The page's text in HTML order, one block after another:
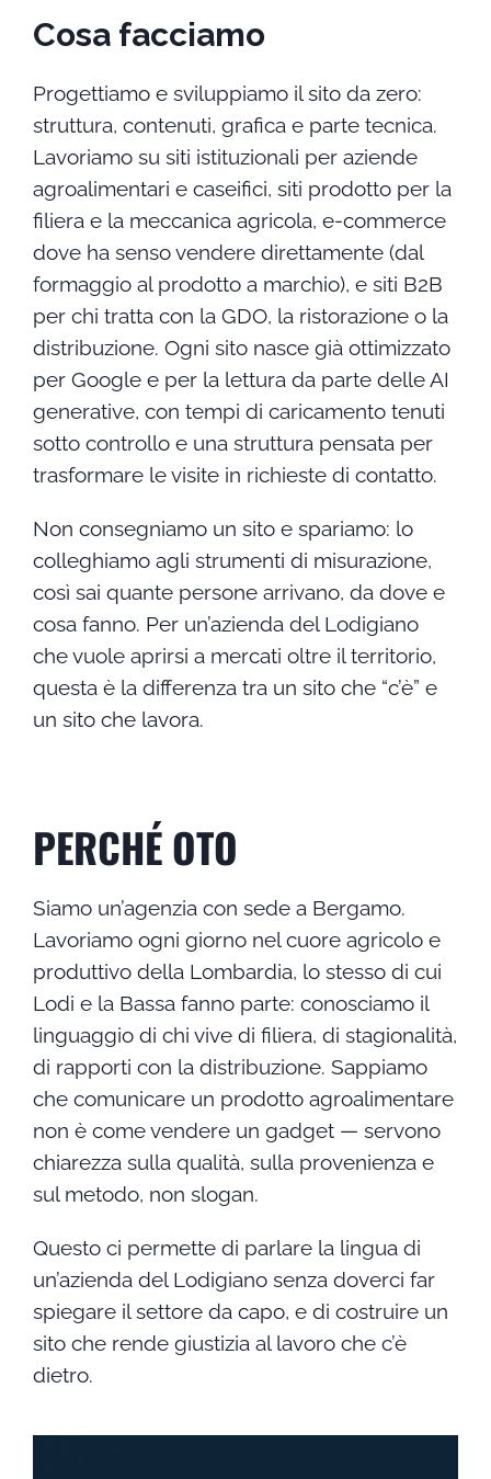
Cosa facciamo
Progettiamo e sviluppiamo il sito da zero:
struttura, contenuti, grafica e parte tecnica.
Lavoriamo su siti istituzionali per aziende
agroalimentari e caseifici, siti prodotto per la
filiera e la meccanica agricola, e-commerce
dove ha senso vendere direttamente (dal
formaggio al prodotto a marchio), e siti B2B
per chi tratta con la GDO, la ristorazione o la
distribuzione. Ogni sito nasce già ottimizzato
per Google e per la lettura da parte delle AI
generative, con tempi di caricamento tenuti
sotto controllo e una struttura pensata per
trasformare le visite in richieste di contatto.
Non consegniamo un sito e spariamo: lo
colleghiamo agli strumenti di misurazione,
così sai quante persone arrivano, da dove e
cosa fanno. Per un’azienda del Lodigiano
che vuole aprirsi a mercati oltre il territorio,
questa è la differenza tra un sito che “c’è” e
un sito che lavora.
PERCHÉ OTO
Siamo un’agenzia con sede a Bergamo.
Lavoriamo ogni giorno nel cuore agricolo e
produttivo della Lombardia, lo stesso di cui
Lodi e la Bassa fanno parte: conosciamo il
linguaggio di chi vive di filiera, di stagionalità,
di rapporti con la distribuzione. Sappiamo
che comunicare un prodotto agroalimentare
non è come vendere un gadget — servono
chiarezza sulla qualità, sulla provenienza e
sul metodo, non slogan.
Questo ci permette di parlare la lingua di
un’azienda del Lodigiano senza doverci far
spiegare il settore da capo, e di costruire un
sito che rende giustizia al lavoro che c’è
dietro.